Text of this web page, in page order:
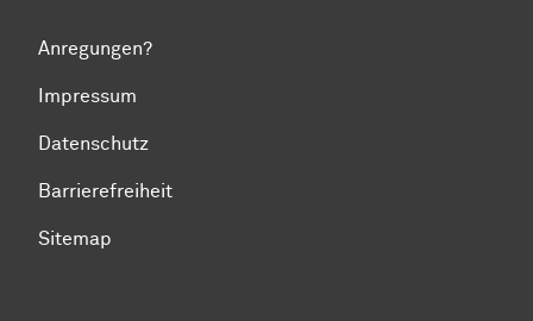
Anregungen?
Impressum
Datenschutz
Barrierefreiheit
Sitemap